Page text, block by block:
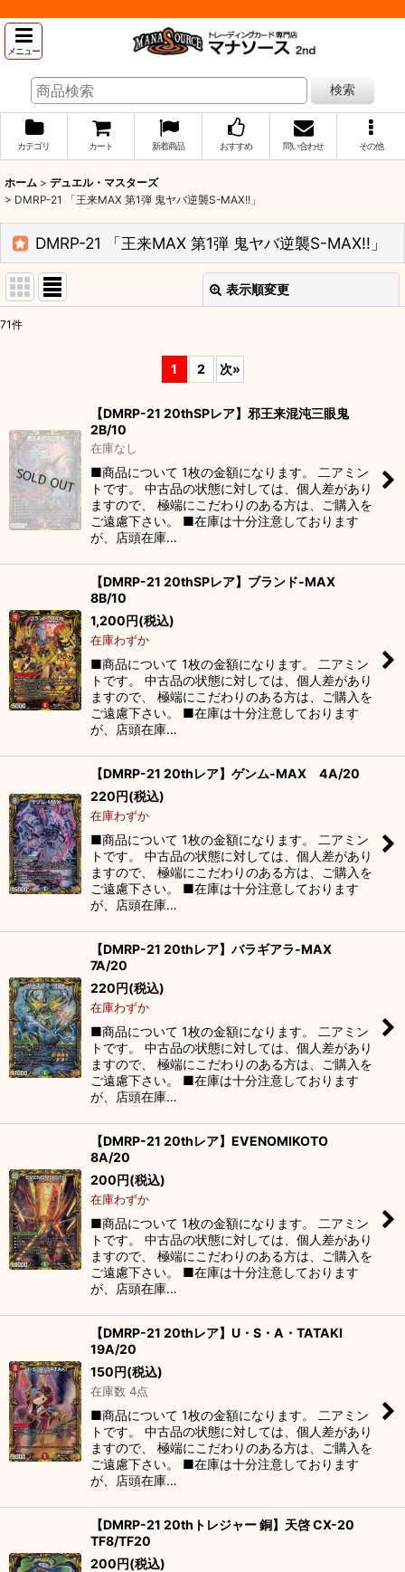
メニュー
検索
カテゴリ カート 新着商品 おすすめ 問い合わせ その他
ホーム > デュエル・マスターズ
> DMRP-21 「王来MAX 第1弾 鬼ヤバ逆襲S-MAX!!」
DMRP-21 「王来MAX 第1弾 鬼ヤバ逆襲S-MAX!!」
表示順変更
71件
1 2 次»
【DMRP-21 20thSPレア】邪王来混沌三眼鬼
2B/10
在庫なし
■商品について 1枚の金額になります。 二アミン
トです。 中古品の状態に対しては、個人差があり
ますので、 極端にこだわりのある方は、ご購入を
ご遠慮下さい。 ■在庫は十分注意しております
が、店頭在庫…
【DMRP-21 20thSPレア】ブランド-MAX
8B/10
1,200円(税込)
在庫わずか
■商品について 1枚の金額になります。 二アミン
トです。 中古品の状態に対しては、個人差があり
ますので、 極端にこだわりのある方は、ご購入を
ご遠慮下さい。 ■在庫は十分注意しております
が、店頭在庫…
【DMRP-21 20thレア】ゲンム-MAX 4A/20
220円(税込)
在庫わずか
■商品について 1枚の金額になります。 二アミン
トです。 中古品の状態に対しては、個人差があり
ますので、 極端にこだわりのある方は、ご購入を
ご遠慮下さい。 ■在庫は十分注意しております
が、店頭在庫…
【DMRP-21 20thレア】バラギアラ-MAX
7A/20
220円(税込)
在庫わずか
■商品について 1枚の金額になります。 二アミン
トです。 中古品の状態に対しては、個人差があり
ますので、 極端にこだわりのある方は、ご購入を
ご遠慮下さい。 ■在庫は十分注意しております
が、店頭在庫…
【DMRP-21 20thレア】EVENOMIKOTO
8A/20
200円(税込)
在庫わずか
■商品について 1枚の金額になります。 二アミン
トです。 中古品の状態に対しては、個人差があり
ますので、 極端にこだわりのある方は、ご購入を
ご遠慮下さい。 ■在庫は十分注意しております
が、店頭在庫…
【DMRP-21 20thレア】U・S・A・TATAKI
19A/20
150円(税込)
在庫数 4点
■商品について 1枚の金額になります。 二アミン
トです。 中古品の状態に対しては、個人差があり
ますので、 極端にこだわりのある方は、ご購入を
ご遠慮下さい。 ■在庫は十分注意しております
が、店頭在庫…
【DMRP-21 20thトレジャー 銅】天啓 CX-20
TF8/TF20
200円(税込)